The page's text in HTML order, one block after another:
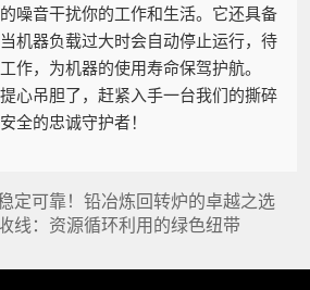
噪音干扰你的工作和生活。它还具备
机器负载过大时会自动停止运行，待
作，为机器的使用寿命保驾护航。
心吊胆了，赶紧入手一台我们的撕碎
全的忠诚守护者！
定可靠！铅冶炼回转炉的卓越之选
线：资源循环利用的绿色纽带